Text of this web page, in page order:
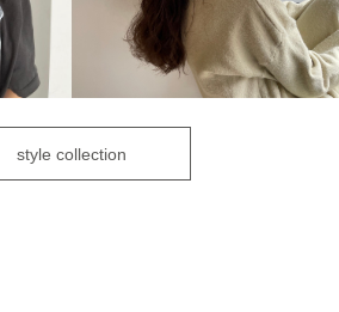
style collection